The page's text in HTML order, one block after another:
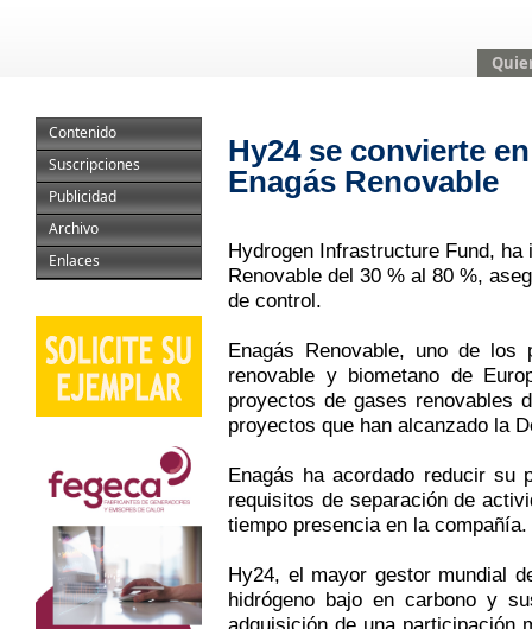
Contenido
Suscripciones
Publicidad
Archivo
Enlaces
Hy24 se convierte
Enagás Renovable
Hydrogen Infrastructure Fund,
Renovable del 30 % al 80 %,
de control.
Enagás Renovable, uno de los
renovable y biometano de
proyectos de gases renovables
proyectos que han alcanzado la
Enagás ha acordado reducir su
requisitos de separación de
tiempo presencia en la compañía.
Hy24, el mayor gestor mundial
hidrógeno bajo en carbono y